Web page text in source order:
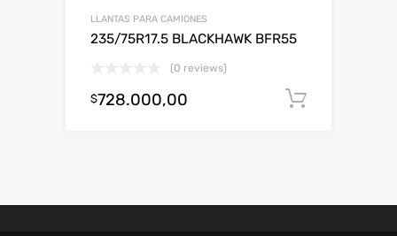
LLANTAS PARA CAMIONES
235/75R17.5 BLACKHAWK BFR55
(0 reviews)
$728.000,00